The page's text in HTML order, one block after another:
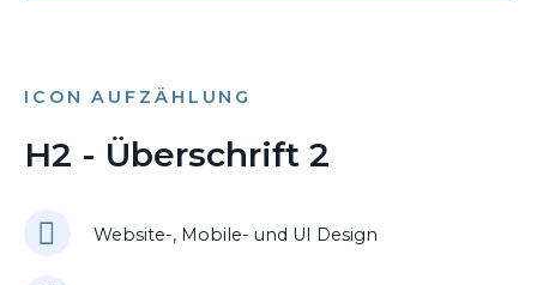
ICON AUFZÄHLUNG
H2 - Überschrift 2
Website-, Mobile- und UI Design